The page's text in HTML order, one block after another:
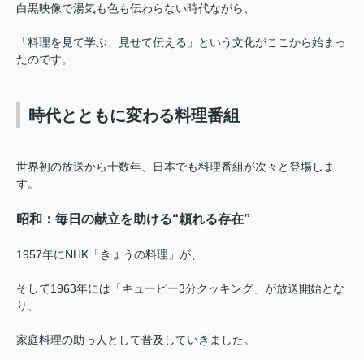
白黒映像で湯気も色も伝わらない時代ながら、
「料理を見て学ぶ、見せて伝える」という文化がここから始まっ
たのです。
時代とともに変わる料理番組
世界初の放送から十数年、日本でも料理番組が次々と登場しま
す。
昭和：毎日の献立を助ける“頼れる存在”
1957年にNHK「きょうの料理」が、
そして1963年には「キューピー3分クッキング」が放送開始とな
り、
家庭料理の助っ人として普及していきました。